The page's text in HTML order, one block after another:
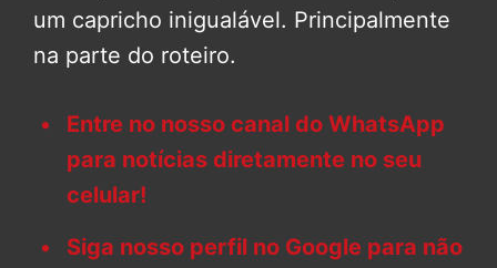
um capricho inigualável. Principalmente
na parte do roteiro.
Entre no nosso canal do WhatsApp
para notícias diretamente no seu
celular!
Siga nosso perfil no Google para não